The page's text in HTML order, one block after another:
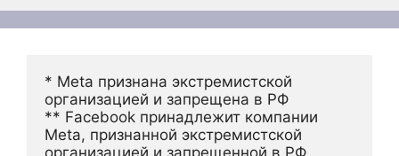
* Meta признана экстремистской
организацией и запрещена в РФ
** Facebook принадлежит компании
Meta, признанной экстремистской
организацией и запрещенной в РФ